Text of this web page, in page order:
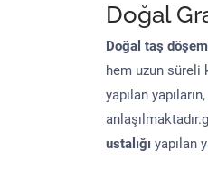
Doğal
Doğal taş
hem uzun süreli
yapılan yapıların,
ustalığı yapılan